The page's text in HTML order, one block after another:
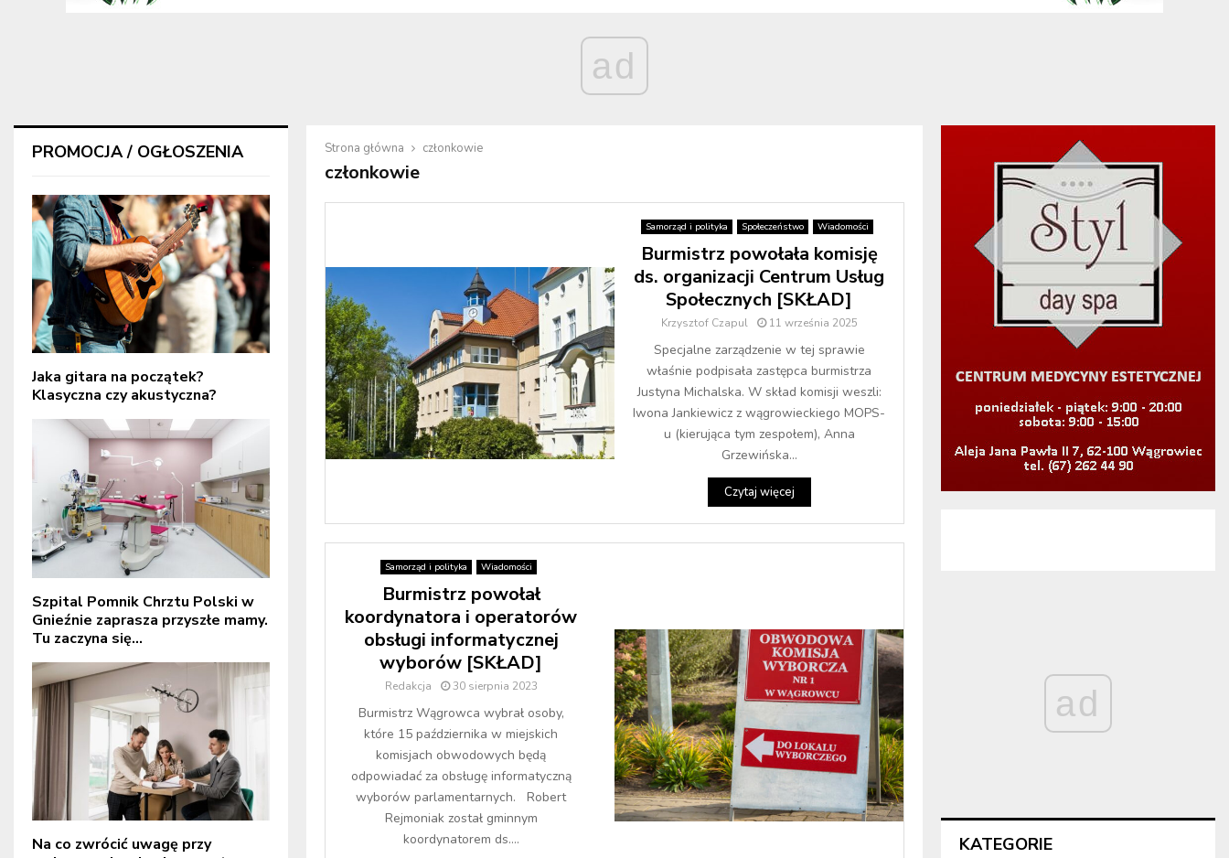
ad
Strona główna członkowie
członkowie
Samorząd i polityka Społeczeństwo Wiadomości
Burmistrz powołała komisję
ds. organizacji Centrum Usług
Społecznych [SKŁAD]
Krzysztof Czapul 11 września 2025
Specjalne zarządzenie w tej sprawie
właśnie podpisała zastępca burmistrza
Justyna Michalska. W skład komisji weszli:
Iwona Jankiewicz z wągrowieckiego MOPS-
u (kierująca tym zespołem), Anna
Grzewińska...
Czytaj więcej
Samorząd i polityka Wiadomości
Burmistrz powołał
koordynatora i operatorów
obsługi informatycznej
wyborów [SKŁAD]
Redakcja 30 sierpnia 2023
Burmistrz Wągrowca wybrał osoby,
które 15 października w miejskich
komisjach obwodowych będą
odpowiadać za obsługę informatyczną
wyborów parlamentarnych. Robert
Rejmoniak został gminnym
koordynatorem ds....
PROMOCJA / OGŁOSZENIA
Jaka gitara na początek?
Klasyczna czy akustyczna?
Szpital Pomnik Chrztu Polski w
Gnieźnie zaprasza przyszłe mamy.
Tu zaczyna się...
Na co zwrócić uwagę przy
ad
KATEGORIE